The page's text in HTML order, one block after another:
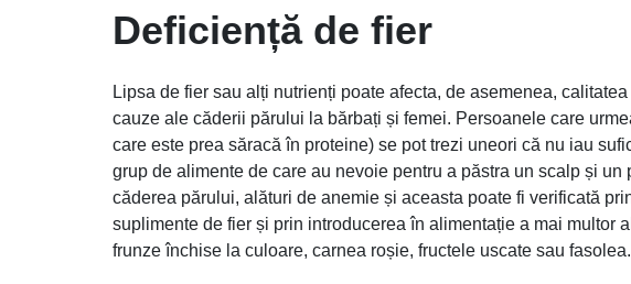
Deficiență de fier
Lipsa de fier sau alți nutrienți poate afecta, de asemenea,
cauze ale căderii părului la bărbați și femei. Persoanele care
care este prea săracă în proteine) se pot trezi uneori că nu iau
grup de alimente de care au nevoie pentru a păstra un scalp și
căderea părului, alături de anemie și aceasta poate fi verificată
suplimente de fier și prin introducerea în alimentație a mai multor
frunze închise la culoare, carnea roșie, fructele uscate sau fasolea.